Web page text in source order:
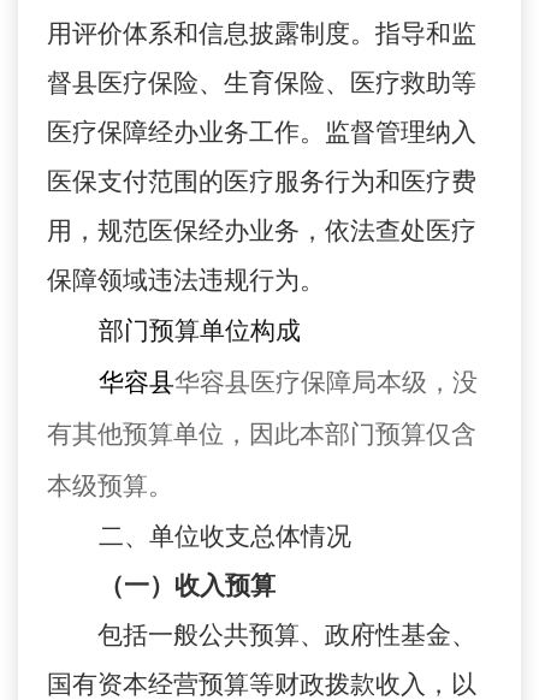
用评价体系和信息披露制度。指导和监
督县医疗保险、生育保险、医疗救助等
医疗保障经办业务工作。监督管理纳入
医保支付范围的医疗服务行为和医疗费
用，规范医保经办业务，依法查处医疗
保障领域违法违规行为。
部门预算单位构成
华容县华容县医疗保障局本级，没
有其他预算单位，因此本部门预算仅含
本级预算。
二、 单位收支总体情况
（一）收入预算
包括一般公共预算、政府性基金、
国有资本经营预算等财政拨款收入，以